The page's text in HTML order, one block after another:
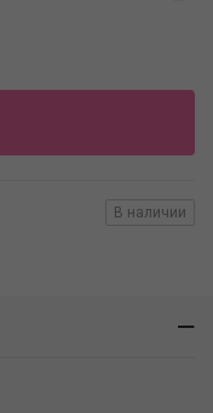
В наличии